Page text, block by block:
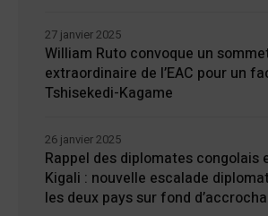
William Ruto convoque un
extraordinaire de l’EAC pour un
Tshisekedi-Kagame
27 janvier 2025
Rappel des diplomates congolais
Kigali : nouvelle escalade
les deux pays sur fond
26 janvier 2025